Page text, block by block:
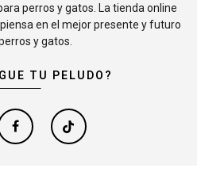
perros y gatos. La tienda online
en el mejor presente y futuro
y gatos.
TU PELUDO?